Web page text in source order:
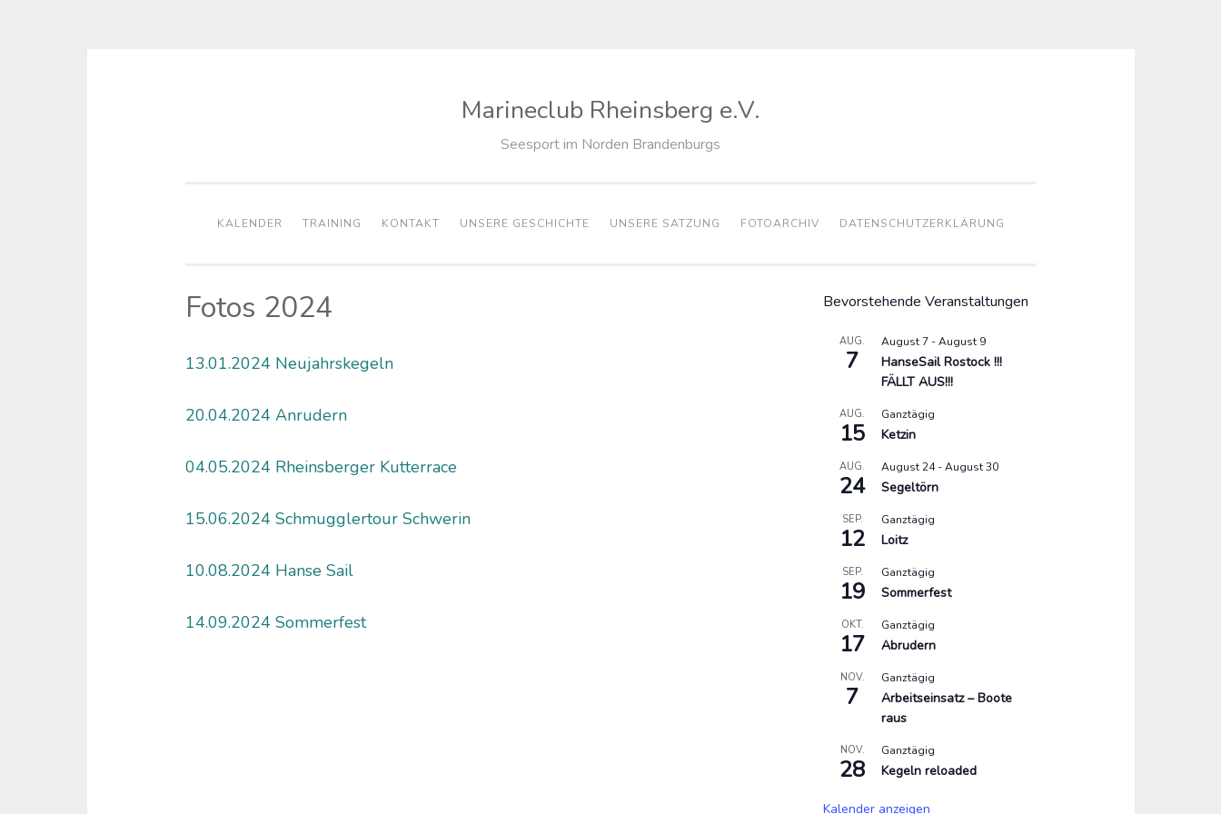
Marineclub Rheinsberg e.V.
Seesport im Norden Brandenburgs
KALENDER TRAINING KONTAKT UNSERE GESCHICHTE UNSERE SATZUNG FOTOARCHIV DATENSCHUTZERKLÄRUNG
Fotos 2024
13.01.2024 Neujahrskegeln
20.04.2024 Anrudern
04.05.2024 Rheinsberger Kutterrace
15.06.2024 Schmugglertour Schwerin
10.08.2024 Hanse Sail
14.09.2024 Sommerfest
Bevorstehende Veranstaltungen
AUG.
7
August 7 -August 9
HanseSail Rostock !!!
FÄLLT AUS!!!
AUG.
15
Ganztägig
Ketzin
AUG.
24
August 24-August 30
Segeltörn
SEP.
12
Ganztägig
Loitz
SEP.
19
Ganztägig
Sommerfest
OKT.
17
Ganztägig
Abrudern
NOV.
7
Ganztägig
Arbeitseinsatz – Boote
raus
NOV.
28
Ganztägig
Kegeln reloaded
Kalender anzeigen